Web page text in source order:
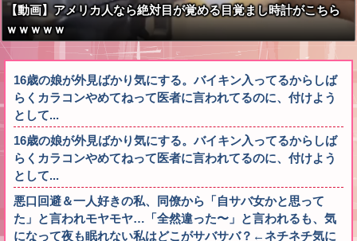
【動画】アメリカ人なら絶対目が覚める目覚まし時計がこちら
ｗｗｗｗｗ
16歳の娘が外見ばかり気にする。バイキン入ってるからしば
らくカラコンやめてねって医者に言われてるのに、付けよう
として...
16歳の娘が外見ばかり気にする。バイキン入ってるからしば
らくカラコンやめてねって医者に言われてるのに、付けよう
として...
悪口回避＆一人好きの私、同僚から「自サバ女かと思って
た」と言われモヤモヤ…「全然違った〜」と言われるも、気
になって夜も眠れない私はどこがサバサバ？←ネチネチ気に